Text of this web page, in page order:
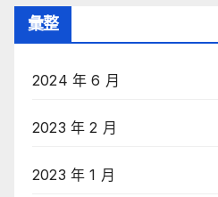
彙整
2024 年 6 月
2023 年 2 月
2023 年 1 月